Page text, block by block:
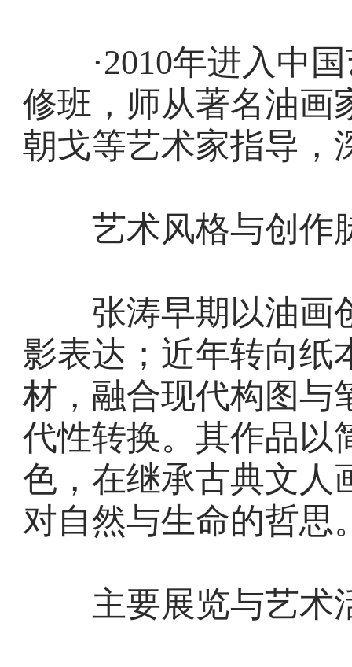
·2010年进入中国
修班，师从著名油画
朝戈等艺术家指导，
艺术风格与创作
张涛早期以油画
影表达；近年转向纸
材，融合现代构图与
代性转换。其作品以
色，在继承古典文人
对自然与生命的哲思
主要展览与艺术